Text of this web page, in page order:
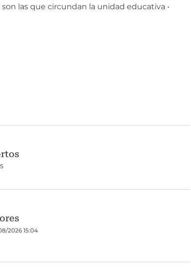
las que circundan la unidad educativa •